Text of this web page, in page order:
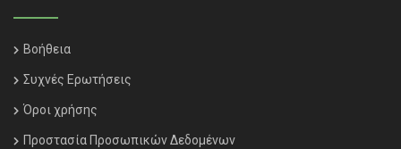
Βοήθεια
Συχνές Ερωτήσεις
Όροι χρήσης
Προστασία Προσωπικών Δεδομένων